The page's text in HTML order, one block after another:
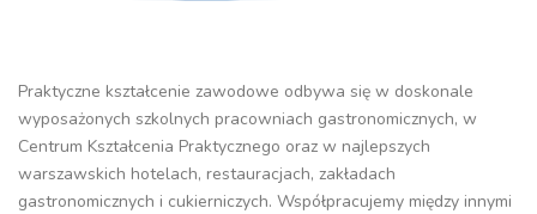
Praktyczne kształcenie zawodowe odbywa się w doskonale
wyposażonych szkolnych pracowniach gastronomicznych, w
Centrum Kształcenia Praktycznego oraz w najlepszych
warszawskich hotelach, restauracjach, zakładach
gastronomicznych i cukierniczych. Współpracujemy między innymi